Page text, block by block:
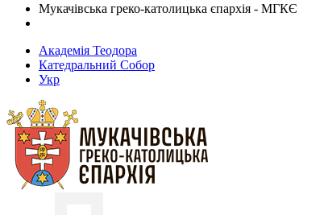
Мукачівська греко-католицька єпархія - МГКЄ
Академія Теодора
Катедральний Собор
Укр